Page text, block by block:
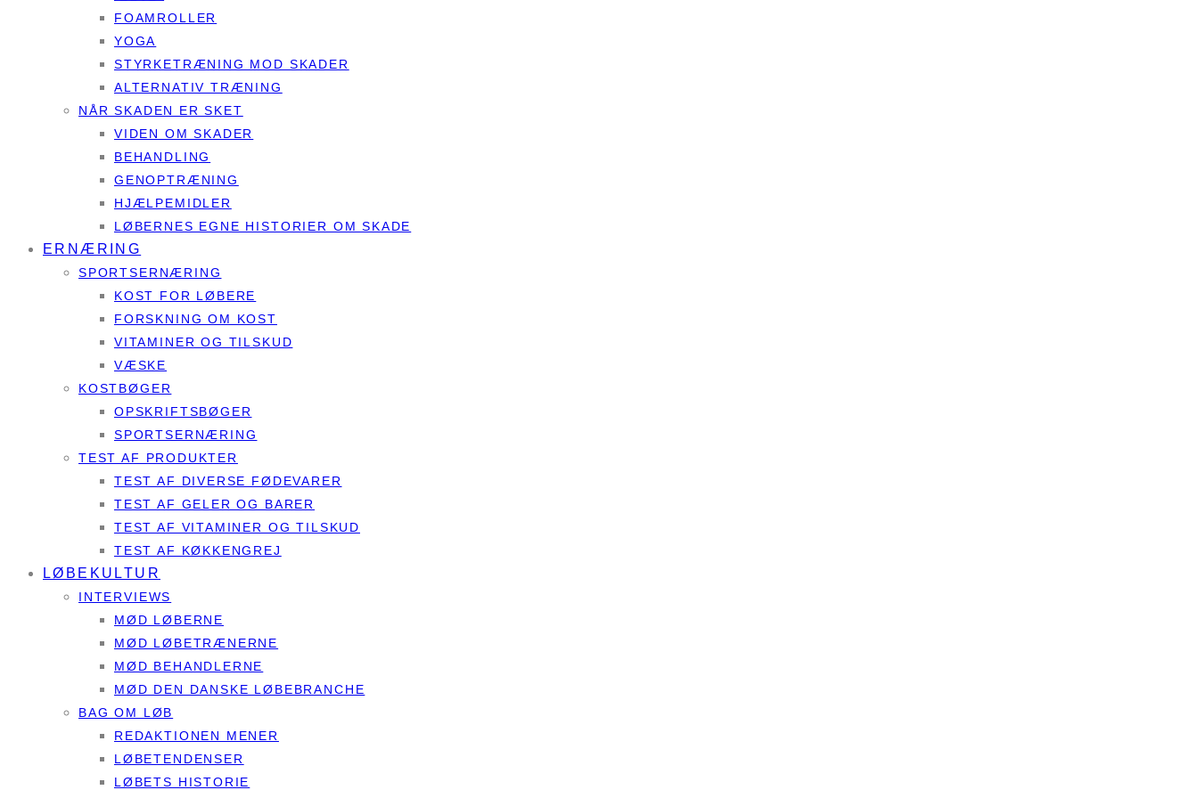
FOAMROLLER
YOGA
STYRKETRÆNING MOD SKADER
ALTERNATIV TRÆNING
NÅR SKADEN ER SKET
VIDEN OM SKADER
BEHANDLING
GENOPTRÆNING
HJÆLPEMIDLER
LØBERNES EGNE HISTORIER OM SKADE
ERNÆRING
SPORTSERNÆRING
KOST FOR LØBERE
FORSKNING OM KOST
VITAMINER OG TILSKUD
VÆSKE
KOSTBØGER
OPSKRIFTSBØGER
SPORTSERNÆRING
TEST AF PRODUKTER
TEST AF DIVERSE FØDEVARER
TEST AF GELER OG BARER
TEST AF VITAMINER OG TILSKUD
TEST AF KØKKENGREJ
LØBEKULTUR
INTERVIEWS
MØD LØBERNE
MØD LØBETRÆNERNE
MØD BEHANDLERNE
MØD DEN DANSKE LØBEBRANCHE
BAG OM LØB
REDAKTIONEN MENER
LØBETENDENSER
LØBETS HISTORIE